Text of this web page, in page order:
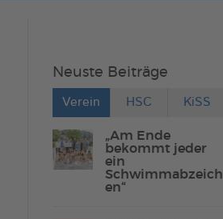
Neuste Beiträge
Verein HSC KiSS
„Am Ende
bekommt jeder
ein
Schwimmabzeich
en“